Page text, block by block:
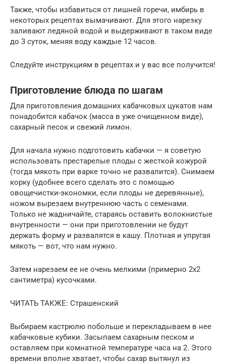
Также, чтобы избавиться от лишней горечи, имбирь в
некоторых рецептах вымачивают. Для этого нарезку
заливают ледяной водой и выдерживают в таком виде
до 3 суток, меняя воду каждые 12 часов.
Следуйте инструкциям в рецептах и у вас все получится!
Приготовление блюда по шагам
Для приготовления домашних кабачковых цукатов нам
понадобится кабачок (масса в уже очищенном виде),
сахарный песок и свежий лимон.
Для начала нужно подготовить кабачки — я советую
использовать престарелые плоды с жесткой кожурой
(тогда мякоть при варке точно не развалится). Снимаем
корку (удобнее всего сделать это с помощью
овощечистки-экономки, если плоды не деревянные),
ножом вырезаем внутреннюю часть с семенами.
Только не жадничайте, стараясь оставить волокнистые
внутренности — они при приготовлении не будут
держать форму и развалятся в кашу. Плотная и упругая
мякоть — вот, что нам нужно.
Затем нарезаем ее не очень мелкими (примерно 2х2
сантиметра) кусочками.
ЧИТАТЬ ТАКЖЕ: Страшенский
Выбираем кастрюлю побольше и перекладываем в нее
кабачковые кубики. Засыпаем сахарным песком и
оставляем при комнатной температуре часа на 2. Этого
времени вполне хватает, чтобы сахар вытянул из